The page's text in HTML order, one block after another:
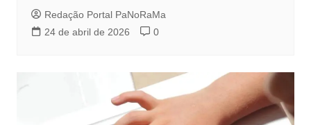
Redação Portal PaNoRaMa
24 de abril de 2026
0